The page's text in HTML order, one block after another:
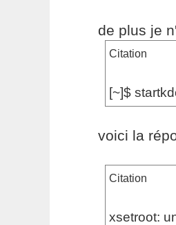
de plus je
Citation
[~]$
voici la
Citation
xsetroot: